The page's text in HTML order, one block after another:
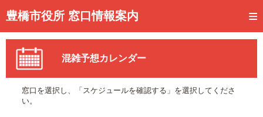
豊橋市役所 窓口情報案内
トップページ
事前予約
予約状況確認
混雑予想カレンダー
窓口を選択し、「スケジュールを確認する」を選択してくださ
い。